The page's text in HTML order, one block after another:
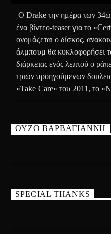
O Drake την ημέρα των
ένα βίντεο-teaser για το
ονομάζεται ο δίσκος,
άλμπουμ θα κυκλοφορήσει
διάρκειας ενός λεπτού ο
τριών προηγούμενων
«Take Care» του 2011, το
ΟΥΖΟ ΒΑΡΒΑΓΙΑΝΝΗ
SPECIAL THANKS